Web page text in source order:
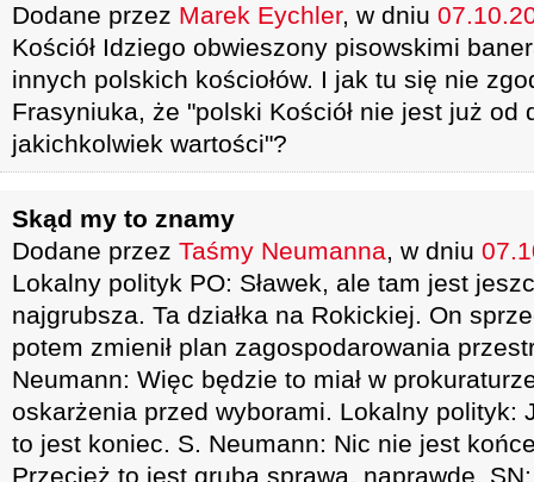
Dodane przez Marek Eychler, w dniu
Kościół Idziego obwieszony pisowskimi
innych polskich kościołów. I jak tu się nie
Frasyniuka, że "polski Kościół nie jest już od
jakichkolwiek wartości"?
Skąd my to znamy
Dodane przez Taśmy Neumanna, w dniu
Lokalny polityk PO: Sławek, ale tam jest
najgrubsza. Ta działka na Rokickiej. On
potem zmienił plan zagospodarowania
Neumann: Więc będzie to miał w
oskarżenia przed wyborami. Lokalny polityk:
to jest koniec. S. Neumann: Nic nie jest
Przecież to jest gruba sprawa, naprawdę.